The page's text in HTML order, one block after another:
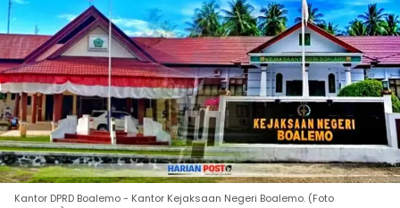
Kantor DPRD Boalemo - Kantor Kejaksaan Negeri Boalemo. (Foto